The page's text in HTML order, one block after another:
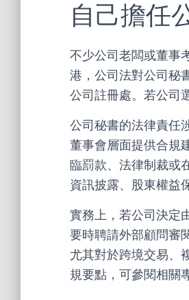
自己擔任
不少公司老闆或董事
港，公司法對公司秘
公司註冊處。若公司
公司秘書的法律責任
董事會層面提供合規
臨罰款、法律制裁或
資訊披露、股東權益
實務上，若公司決定
要時聘請外部顧問審
尤其對於跨境交易、
規要點，可參閱相關